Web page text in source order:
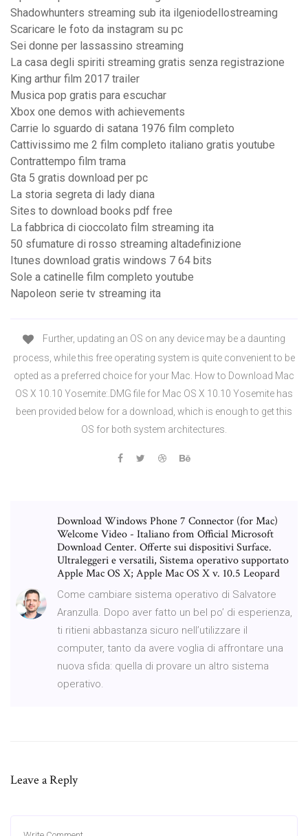
Shadowhunters streaming sub ita ilgeniodellostreaming
Scaricare le foto da instagram su pc
Sei donne per lassassino streaming
La casa degli spiriti streaming gratis senza registrazione
King arthur film 2017 trailer
Musica pop gratis para escuchar
Xbox one demos with achievements
Carrie lo sguardo di satana 1976 film completo
Cattivissimo me 2 film completo italiano gratis youtube
Contrattempo film trama
Gta 5 gratis download per pc
La storia segreta di lady diana
Sites to download books pdf free
La fabbrica di cioccolato film streaming ita
50 sfumature di rosso streaming altadefinizione
Itunes download gratis windows 7 64 bits
Sole a catinelle film completo youtube
Napoleon serie tv streaming ita
Further, updating an OS on any device may be a daunting
process, while this free operating system is quite convenient to be
opted as a preferred choice for your Mac. How to Download Mac
OS X 10.10 Yosemite:.DMG file for Mac OS X 10.10 Yosemite has
been provided below for a download, which is enough to get this
OS for both system architectures.
Download Windows Phone 7 Connector (for Mac)
Welcome Video - Italiano from Official Microsoft
Download Center. Offerte sui dispositivi Surface.
Ultraleggeri e versatili, Sistema operativo supportato
Apple Mac OS X; Apple Mac OS X v. 10.5 Leopard
Come cambiare sistema operativo di Salvatore
Aranzulla. Dopo aver fatto un bel po’ di esperienza,
ti ritieni abbastanza sicuro nell’utilizzare il
computer, tanto da avere voglia di affrontare una
nuova sfida: quella di provare un altro sistema
operativo.
Leave a Reply